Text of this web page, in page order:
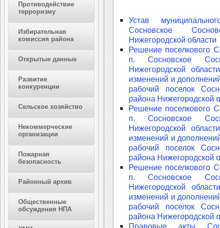
Противодействие
терроризму
Избирательная
комиссия района
Открытые данные
Развитие
конкуренции
Сельское хозяйство
Некоммерческие
организации
Пожарная
безопасность
Районный архив
Общественные
обсуждения НПА
Устав
Сосновское
Нижегородской области
Решение поселкового
п. Сосновское
Нижегородской
изменений и
рабочий поселок
района Нижегородской
Решение поселкового
п. Сосновское
Нижегородской
изменений и
рабочий поселок
района Нижегородской
Решение поселкового
п. Сосновское
Нижегородской
изменений и
рабочий поселок
района Нижегородской